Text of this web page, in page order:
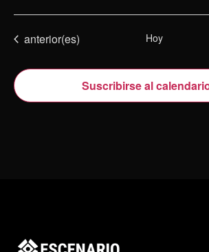
Eventos
anterior(es) Hoy
Suscribirse al